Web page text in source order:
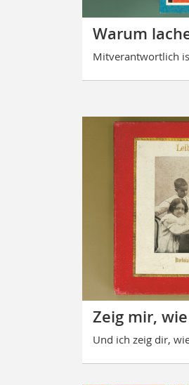
Warum
Mitverantwortlich
Zeig mir,
Und ich zeig dir,